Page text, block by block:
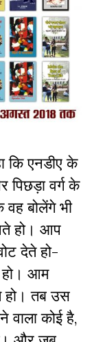
कि एनडीए के
वर्ग के
वह बोलेंगे भी
हो। आप
देते हो-
हो। आम
हो। तब उस
वाला कोई है,